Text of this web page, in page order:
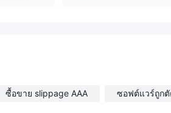
ซื้อขาย slippage AAA ซอฟต์แวร์ถูกตั